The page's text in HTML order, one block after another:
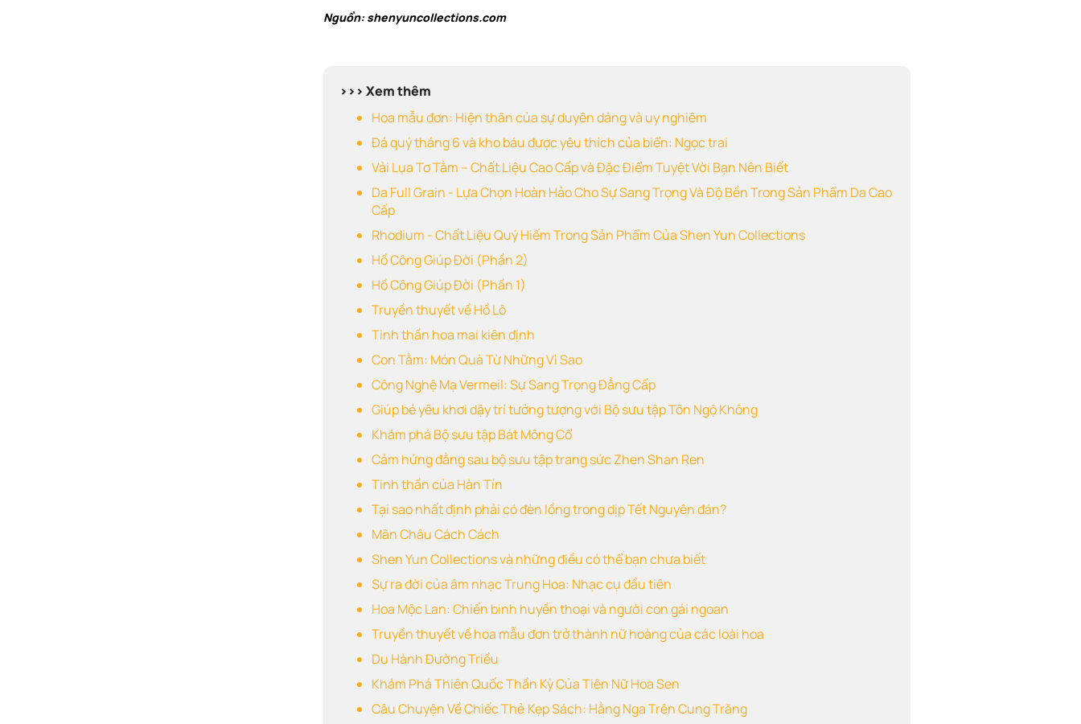
Nguồn: shenyuncollections.com
>>> Xem thêm
Hoa mẫu đơn: Hiện thân của sự duyên dáng và uy nghiêm
Đá quý tháng 6 và kho báu được yêu thích của biển: Ngọc trai
Vải Lụa Tơ Tằm – Chất Liệu Cao Cấp và Đặc Điểm Tuyệt Vời Bạn Nên Biết
Da Full Grain - Lựa Chọn Hoàn Hảo Cho Sự Sang Trọng Và Độ Bền Trong Sản Phẩm Da Cao
Cấp
Rhodium - Chất Liệu Quý Hiếm Trong Sản Phẩm Của Shen Yun Collections
Hồ Công Giúp Đời (Phần 2)
Hồ Công Giúp Đời (Phần 1)
Truyền thuyết về Hồ Lô
Tinh thần hoa mai kiên định
Con Tằm: Món Quà Từ Những Vì Sao
Công Nghệ Mạ Vermeil: Sự Sang Trọng Đẳng Cấp
Giúp bé yêu khơi dậy trí tưởng tượng với Bộ sưu tập Tôn Ngộ Không
Khám phá Bộ sưu tập Bát Mông Cổ
Cảm hứng đằng sau bộ sưu tập trang sức Zhen Shan Ren
Tinh thần của Hàn Tín
Tại sao nhất định phải có đèn lồng trong dịp Tết Nguyên đán?
Mãn Châu Cách Cách
Shen Yun Collections và những điều có thể bạn chưa biết
Sự ra đời của âm nhạc Trung Hoa: Nhạc cụ đầu tiên
Hoa Mộc Lan: Chiến binh huyền thoại và người con gái ngoan
Truyền thuyết về hoa mẫu đơn trở thành nữ hoàng của các loài hoa
Du Hành Đường Triều
Khám Phá Thiên Quốc Thần Kỳ Của Tiên Nữ Hoa Sen
Câu Chuyện Về Chiếc Thẻ Kẹp Sách: Hằng Nga Trên Cung Trăng